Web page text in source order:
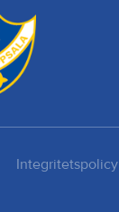
Integritetspolicy